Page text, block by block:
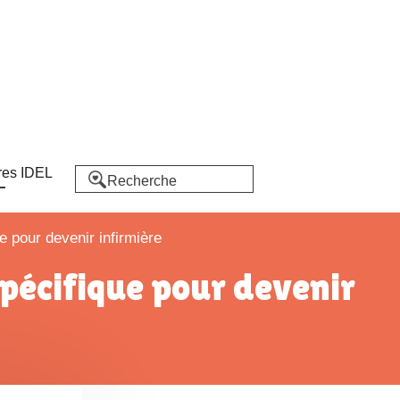
IDEL
pour devenir infirmière